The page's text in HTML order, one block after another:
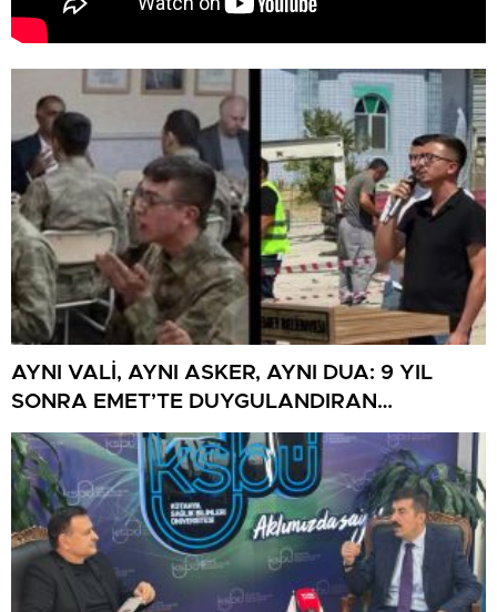
AYNI VALİ, AYNI ASKER, AYNI DUA: 9 YIL
SONRA EMET’TE DUYGULANDIRAN
BULUŞMA